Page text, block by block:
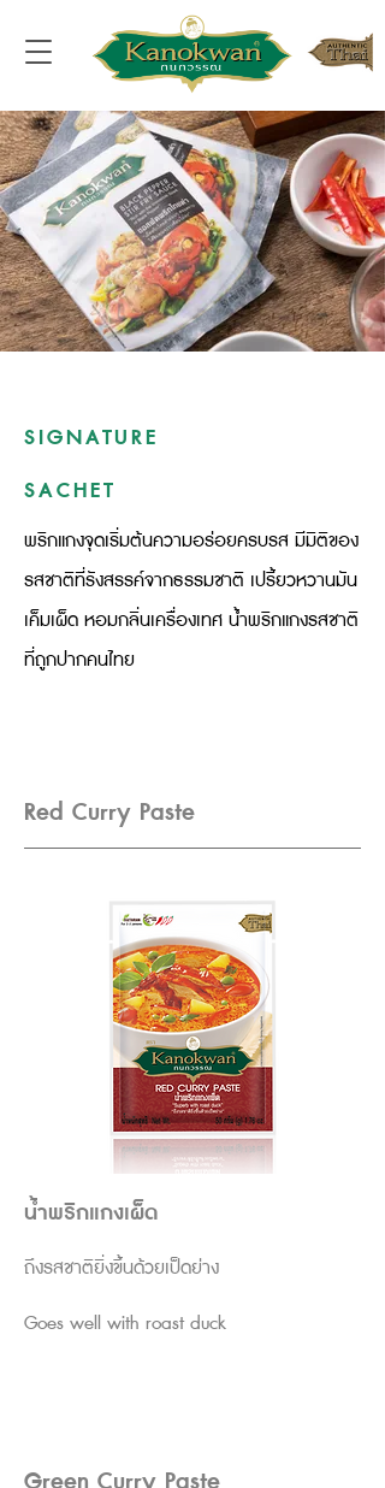
SIGNATURE
SACHET
พริกแกงจุดเริ่มต้นความอร่อยครบรส มีมิติของ
รสชาติที่รังสรรค์จากธรรมชาติ เปรี้ยวหวานมัน
เค็มเผ็ด หอมกลิ่นเครื่องเทศ น้ำพริกแกงรสชาติ
ที่ถูกปากคนไทย
Red Curry Paste
น้ำพริกแกงเผ็ด
ถึงรสชาติยิ่งขึ้นด้วยเป็ดย่าง
Goes well with roast duck